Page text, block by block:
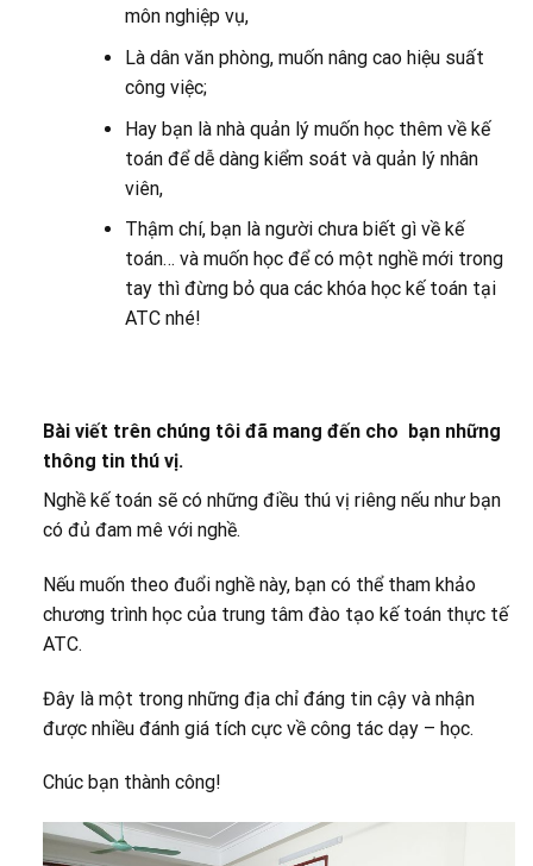
môn nghiệp vụ,
Là dân văn phòng, muốn nâng cao hiệu suất
công việc;
Hay bạn là nhà quản lý muốn học thêm về kế
toán để dễ dàng kiểm soát và quản lý nhân
viên,
Thậm chí, bạn là người chưa biết gì về kế
toán… và muốn học để có một nghề mới trong
tay thì đừng bỏ qua các khóa học kế toán tại
ATC nhé!
Bài viết trên chúng tôi đã mang đến cho bạn những
thông tin thú vị.
Nghề kế toán sẽ có những điều thú vị riêng nếu như bạn
có đủ đam mê với nghề.
Nếu muốn theo đuổi nghề này, bạn có thể tham khảo
chương trình học của trung tâm đào tạo kế toán thực tế
ATC.
Đây là một trong những địa chỉ đáng tin cậy và nhận
được nhiều đánh giá tích cực về công tác dạy – học.
Chúc bạn thành công!